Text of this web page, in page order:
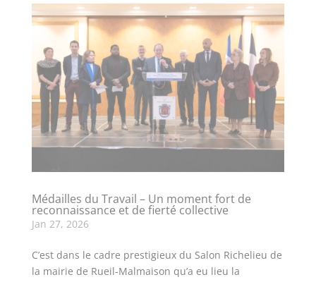
Médailles du Travail – Un moment fort de
reconnaissance et de fierté collective
Jan 27, 2026
C’est dans le cadre prestigieux du Salon Richelieu de
la mairie de Rueil-Malmaison qu’a eu lieu la